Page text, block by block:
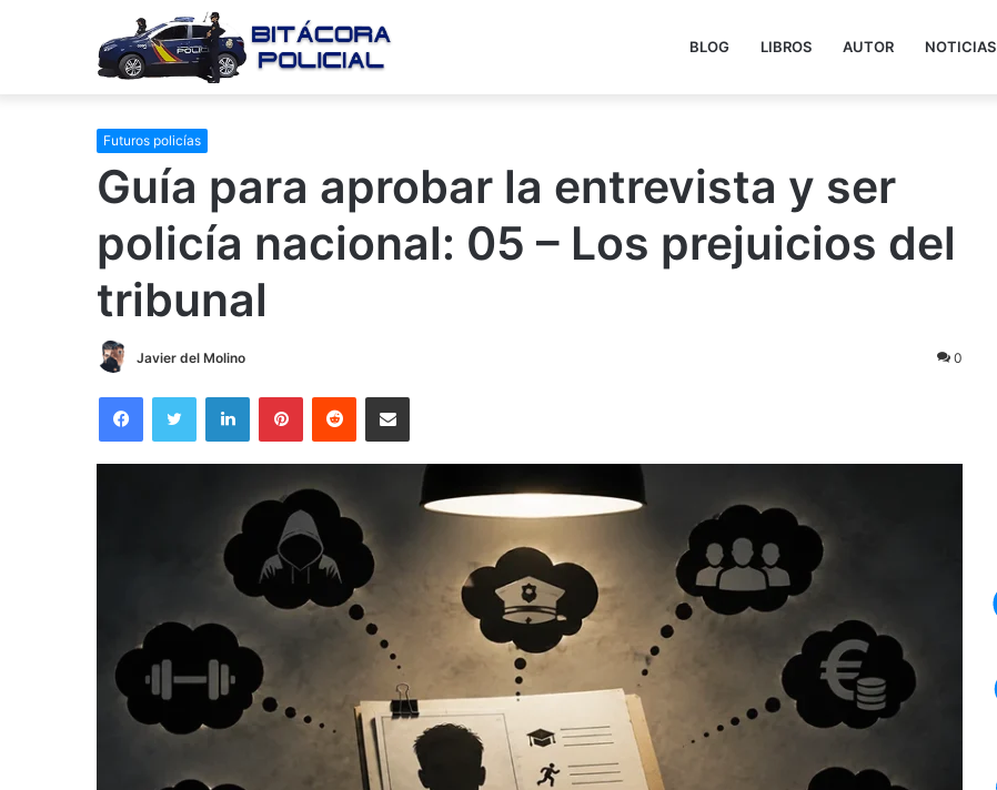
BLOG LIBROS AUTOR NOTICIAS
Futuros policías
Guía para aprobar la entrevista y ser
policía nacional: 05 – Los prejuicios del
tribunal
Javier del Molino 0
FacebookTwitter LinkedInPinterestReddit Compartir por correo electrónico